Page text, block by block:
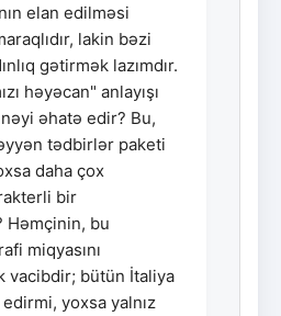
elan edilməsi
lakin bəzi
gətirmək lazımdır.
həyəcan" anlayışı
əhatə edir? Bu,
tədbirlər paketi
daha çox
bir
Həmçinin, bu
miqyasını
vacibdir; bütün İtaliya
yoxsa yalnız